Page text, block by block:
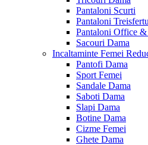
Pantaloni Scurti
Pantaloni
Pantaloni Office &
Sacouri Dama
Incaltaminte Femei
Pantofi Dama
Sport Femei
Sandale Dama
Saboti Dama
Slapi Dama
Botine Dama
Cizme Femei
Ghete Dama